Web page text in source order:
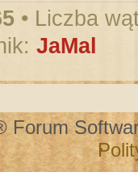
• Liczba
JaMal
Forum